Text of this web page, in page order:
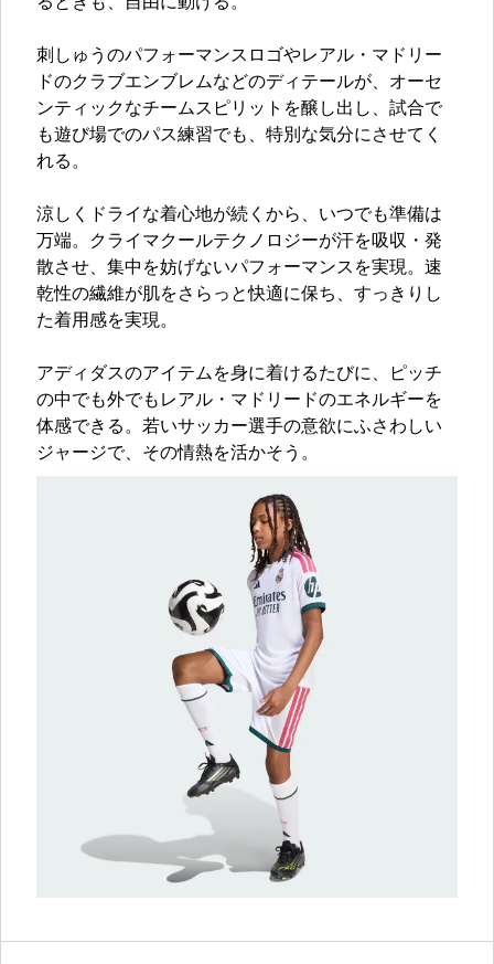
刺しゅうのパフォーマンスロゴやレアル・マドリー
ドのクラブエンブレムなどのディテールが、オーセ
ンティックなチームスピリットを醸し出し、試合で
も遊び場でのパス練習でも、特別な気分にさせてく
れる。
涼しくドライな着心地が続くから、いつでも準備は
万端。クライマクールテクノロジーが汗を吸収・発
散させ、集中を妨げないパフォーマンスを実現。速
乾性の繊維が肌をさらっと快適に保ち、すっきりし
た着用感を実現。
アディダスのアイテムを身に着けるたびに、ピッチ
の中でも外でもレアル・マドリードのエネルギーを
体感できる。若いサッカー選手の意欲にふさわしい
ジャージで、その情熱を活かそう。